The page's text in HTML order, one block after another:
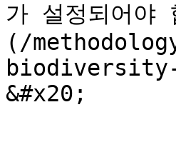
가 설정되어
(/
&#x20;